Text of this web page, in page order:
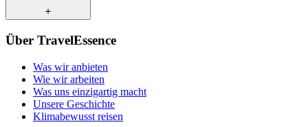
Was uns einzigartig macht
Klimabewusst reisen
Kontakt
Karriere
Unsere Reiseexperten
Unsere Kunden
Über TravelEssence
Was wir anbieten
Wie wir arbeiten
Was uns einzigartig macht
Unsere Geschichte
Klimabewusst reisen